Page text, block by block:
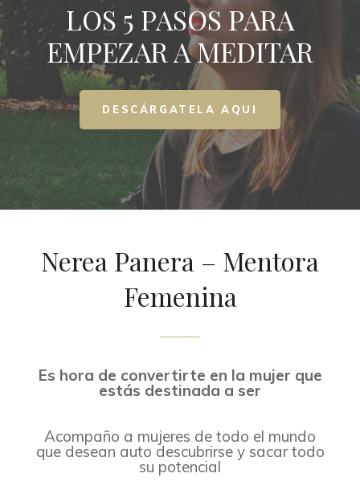
LOS 5 PASOS PARA
EMPEZAR A MEDITAR
DESCÁRGATELA AQUI
Nerea Panera – Mentora
Femenina
Es hora de convertirte en la mujer que
estás destinada a ser
Acompaño a mujeres de todo el mundo
que desean auto descubrirse y sacar todo
su potencial